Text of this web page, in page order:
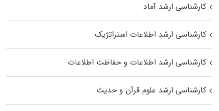
کارشناسی ارشد آماد
کارشناسی ارشد اطلاعات استراتژیک
کارشناسی ارشد اطلاعات و حفاظت اطلاعات
کارشناسی ارشد علوم قرآن و حدیث